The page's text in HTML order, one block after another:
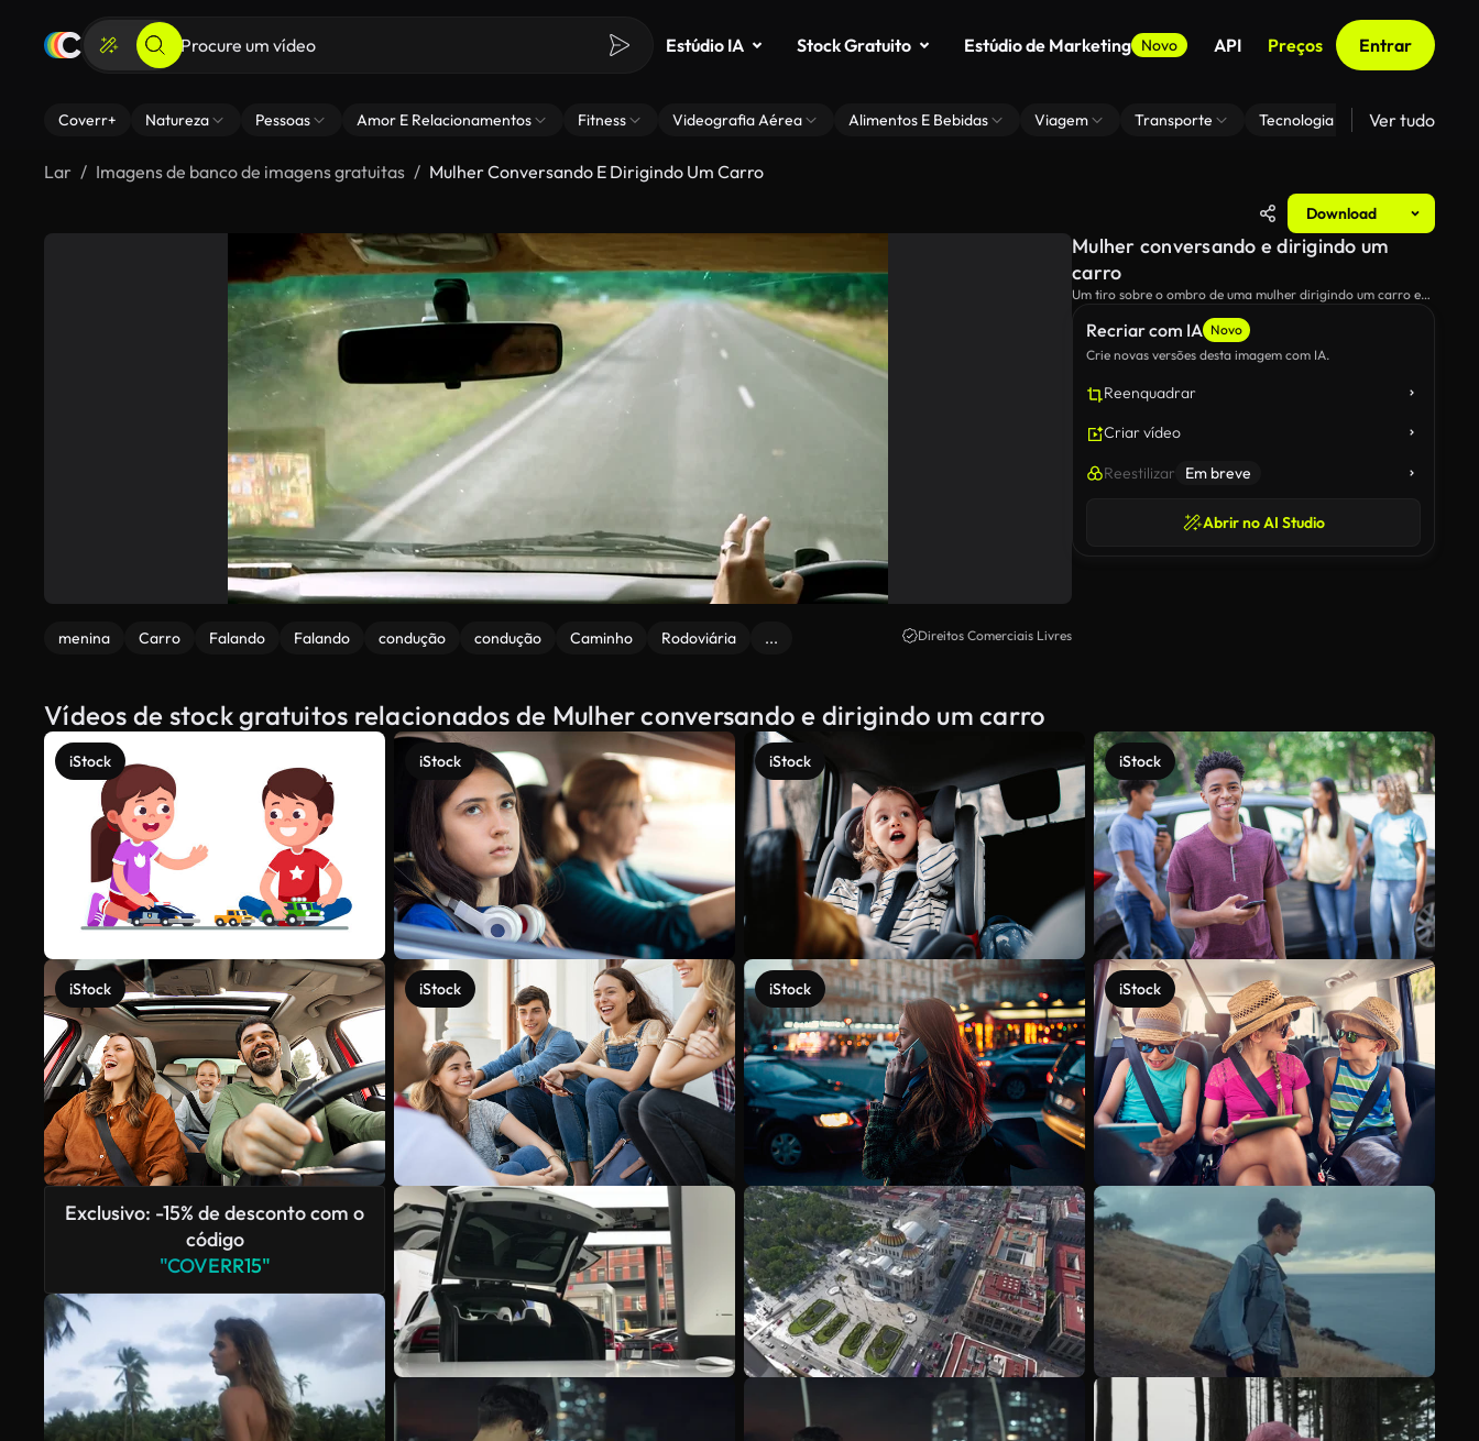
Estúdio IA Stock Gratuito Estúdio de Marketing Novo API Preços Entrar
Coverr+ Natureza Pessoas Amor E Relacionamentos Fitness Videografia Aérea Alimentos E Bebidas Viagem Transporte Tecnologia Zoom De
Ver tudo
Lar Imagens de banco de imagens gratuitas Mulher Conversando E Dirigindo Um Carro
Download
menina Carro Falando Falando condução condução Caminho Rodoviária ... Direitos Comerciais Livres
Recriar com IA Novo
Crie novas versões desta imagem com IA.
Reenquadrar
Criar vídeo
Reestilizar Em breve
Abrir no AI Studio
Mulher conversando e dirigindo um
carro
Um tiro sobre o ombro de uma mulher dirigindo um carro e
Vídeos de stock gratuitos relacionados de Mulher conversando e dirigindo um carro
iStock
iStock
Exclusivo: -15% de desconto com o
código
"COVERR15"
iStock
iStock
iStock
iStock
iStock
iStock
Veja mais